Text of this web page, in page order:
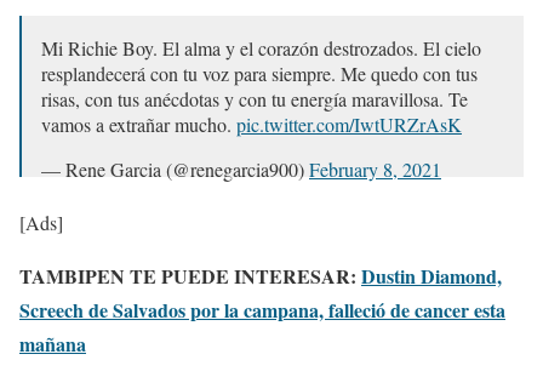
Mi Richie Boy. El alma y el corazón destrozados. El cielo
resplandecerá con tu voz para siempre. Me quedo con tus
risas, con tus anécdotas y con tu energía maravillosa. Te
vamos a extrañar mucho. pic.twitter.com/IwtURZrAsK
— Rene Garcia (@renegarcia900)February 8, 2021
[Ads]
TAMBIPEN TE PUEDE INTERESAR: Dustin Diamond,
Screech de Salvados por la campana, falleció de cancer esta
mañana